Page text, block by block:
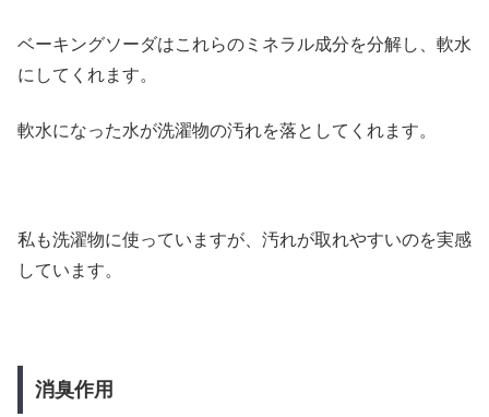
ベーキングソーダはこれらのミネラル成分を分解し、軟水
にしてくれます。
軟水になった水が洗濯物の汚れを落としてくれます。
私も洗濯物に使っていますが、汚れが取れやすいのを実感
しています。
消臭作用